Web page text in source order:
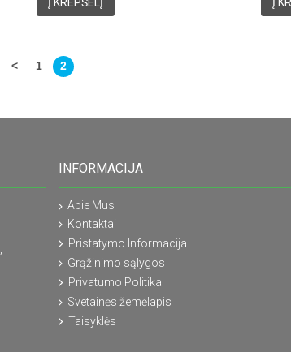
< 1 2
INFORMACIJA
Apie Mus
Kontaktai
Pristatymo Informacija
Grąžinimo sąlygos
Privatumo Politika
Svetainės žemėlapis
Taisyklės